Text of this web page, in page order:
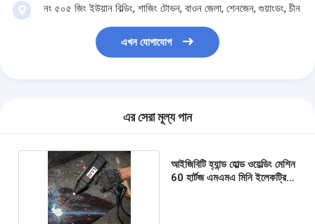
নং ৫০৫ জিং ইউয়ান বিল্ডিং, শাজিং টোভন, বাওন জেলা, শেনজেন, গুয়াংডং, চীন
এখন যোগাযোগ
এর সেরা মূল্য পান
আইজিবিটি হ্যান্ড হোল্ড ওয়েল্ডিং মেশিন
60 হার্টজ এমএমএ মিনি ইলেকট্রিক